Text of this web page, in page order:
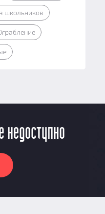
школьников
недоступно